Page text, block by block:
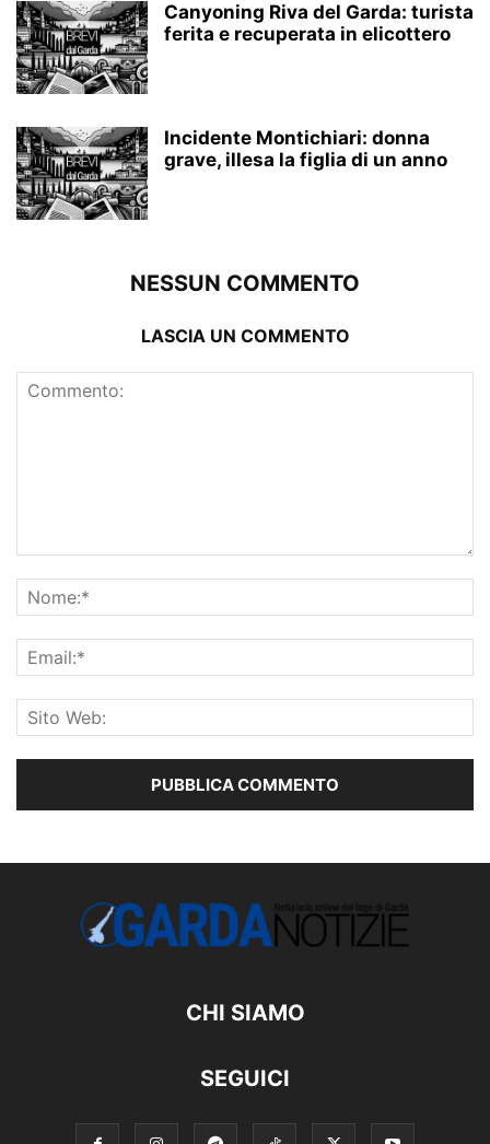
Canyoning Riva del Garda: turista
ferita e recuperata in elicottero
Incidente Montichiari: donna
grave, illesa la figlia di un anno
NESSUN COMMENTO
LASCIA UN COMMENTO
CHI SIAMO
SEGUICI